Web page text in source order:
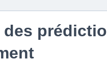
des